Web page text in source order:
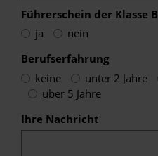
Führerschein der Klasse B
ja
nein
Berufserfahrung
keine
unter 2 Jahre
über 5 Jahre
Ihre Nachricht